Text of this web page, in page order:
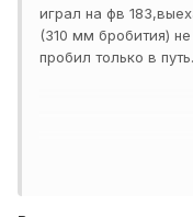
играл на фв
(310 мм бробития)
пробил только в
... почетал коменты